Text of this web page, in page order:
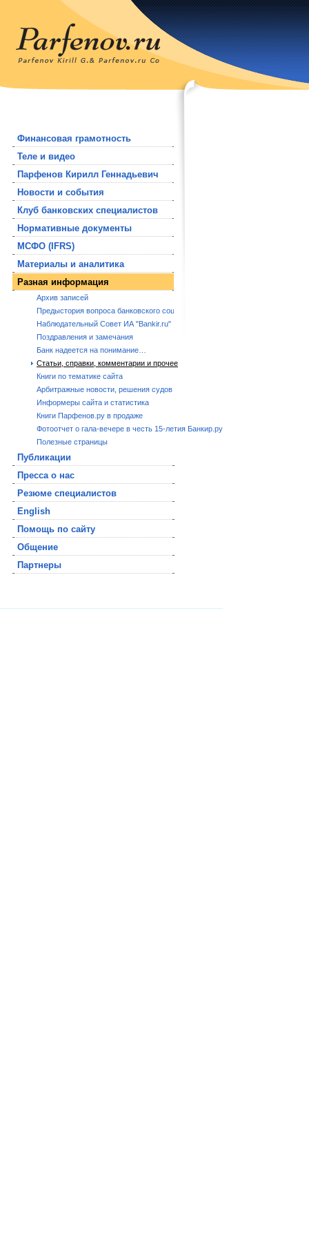
Финансовая грамотность
Теле и видео
Парфенов Кирилл Геннадьевич
Новости и события
Клуб банковских специалистов
Нормативные документы
МСФО (IFRS)
Материалы и аналитика
Разная информация
Архив записей
Предыстория вопроса банковского социума.
Наблюдательный Совет ИА "Bankir.ru"
Поздравления и замечания
Банк надеется на понимание…
Статьи, справки, комментарии и прочее
Книги по тематике сайта
Арбитражные новости, решения судов
Информеры сайта и статистика
Книги Парфенов.ру в продаже
Фотоотчет о гала-вечере в честь 15-летия Банкир.ру
Полезные страницы
Публикации
Пресса о нас
Резюме специалистов
English
Помощь по сайту
Общение
Партнеры